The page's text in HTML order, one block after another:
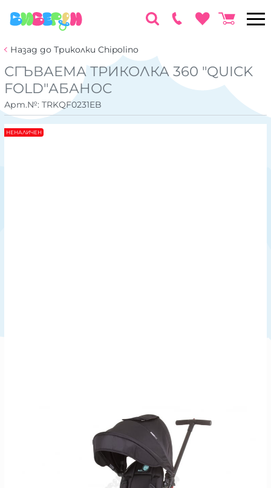
Назад до Триколки Chipolino
СГЪВАЕМА ТРИКОЛКА 360 "QUICK
FOLD"АБАНОС
Арт.№: TRKQF0231EB
НЕНАЛИЧЕН